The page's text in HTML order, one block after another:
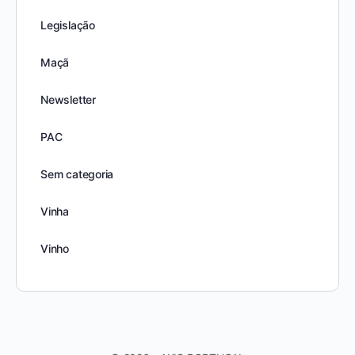
Legislação
Maçã
Newsletter
PAC
Sem categoria
Vinha
Vinho